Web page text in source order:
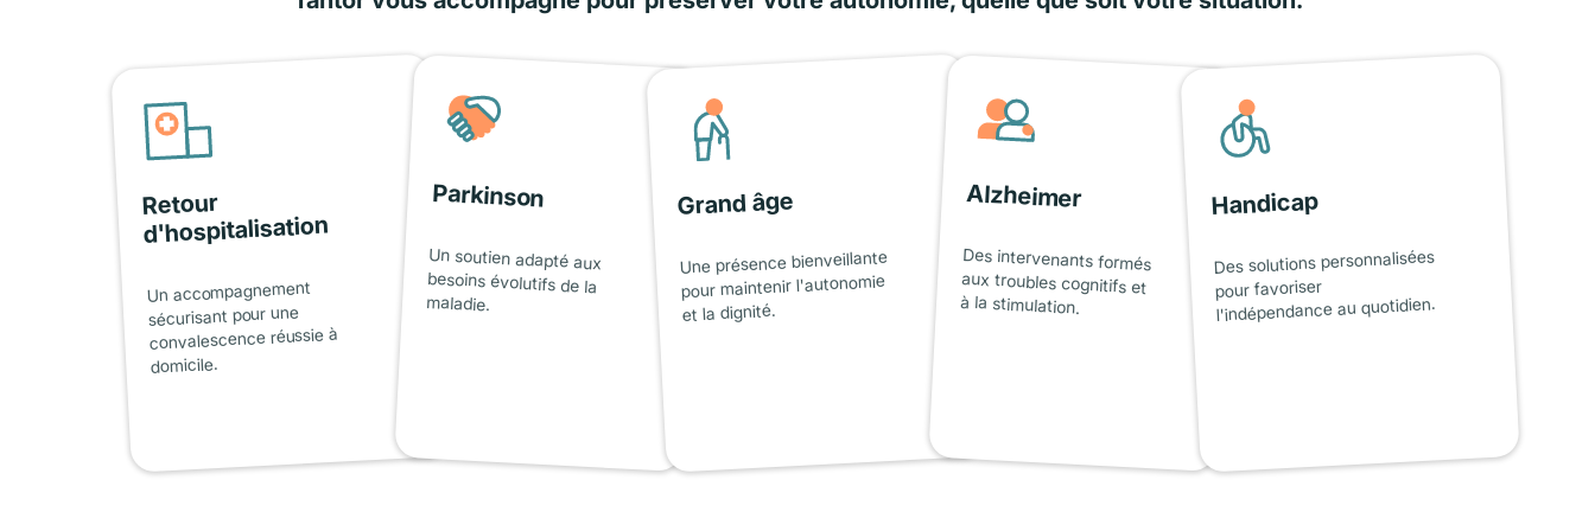
Retour
d'hospitalisation
Un accompagnement
sécurisant pour une
convalescence réussie à
domicile.
Parkinson
Un soutien adapté aux
besoins évolutifs de la
maladie.
Grand âge
Une présence bienveillante
pour maintenir l'autonomie
et la dignité.
Alzheimer
Des intervenants formés
aux troubles cognitifs et
à la stimulation.
Handicap
Des solutions personnalisées
pour favoriser
l'indépendance au quotidien.